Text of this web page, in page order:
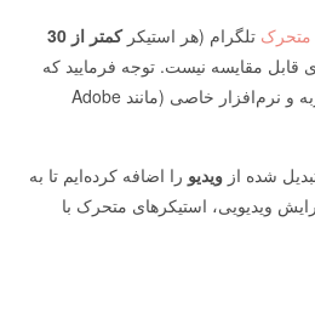
متحرک تلگرام (هر استیکر
کمتر از 30
قابل مقایسه نیست. توجه فرمایید که
فرایند ایجاد آن استیکرها به تجربه و نرم‌افزار خاصی (مانند Adobe
شده از ویدیو را اضافه کرده‌ایم تا به
ویدیویی، استیکرهای متحرک با